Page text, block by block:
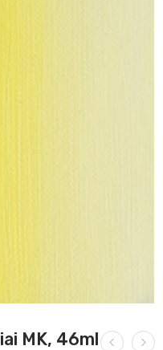
MK, 46ml